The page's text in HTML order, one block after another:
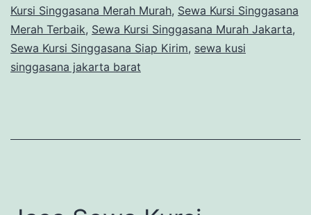
Kursi Singgasana Merah Murah, Sewa Kursi Singgasana
Merah Terbaik, Sewa Kursi Singgasana Murah Jakarta,
Sewa Kursi Singgasana Siap Kirim, sewa kusi
singgasana jakarta barat